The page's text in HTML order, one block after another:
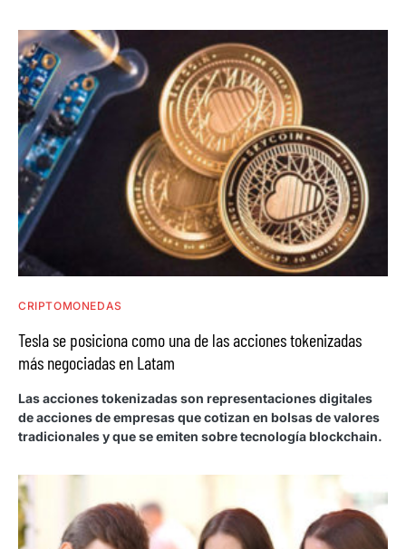
CRIPTOMONEDAS
Tesla se posiciona como una de las acciones tokenizadas
más negociadas en Latam
Las acciones tokenizadas son representaciones digitales
de acciones de empresas que cotizan en bolsas de valores
tradicionales y que se emiten sobre tecnología blockchain.